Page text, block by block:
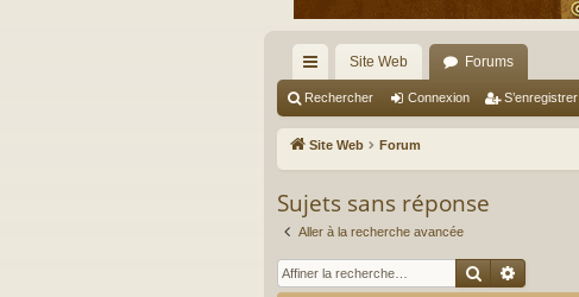
cc
ès
ra
pi
de
Site Web Forums
Rechercher Connexion S’enregistrer
Site Web Forum
Sujets sans réponse
Aller à la recherche avancée
Rechercher